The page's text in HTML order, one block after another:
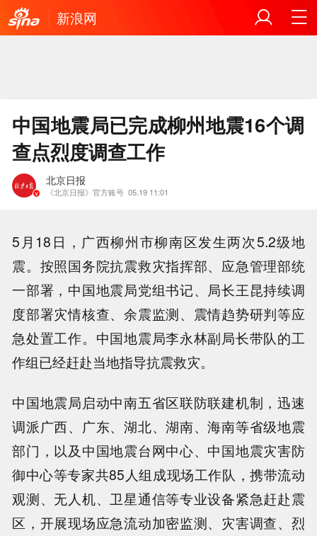
新浪网
中国地震局已完成柳州地震16个调
查点烈度调查工作
北京日报
《北京日报》官方账号 05.19 11:01
5月18日，广西柳州市柳南区发生两次5.2级地
震。按照国务院抗震救灾指挥部、应急管理部统
一部署，中国地震局党组书记、局长王昆持续调
度部署灾情核查、余震监测、震情趋势研判等应
急处置工作。中国地震局李永林副局长带队的工
作组已经赶赴当地指导抗震救灾。
中国地震局启动中南五省区联防联建机制，迅速
调派广西、广东、湖北、湖南、海南等省级地震
部门，以及中国地震台网中心、中国地震灾害防
御中心等专家共85人组成现场工作队，携带流动
观测、无人机、卫星通信等专业设备紧急赶赴震
区，开展现场应急流动加密监测、灾害调查、烈